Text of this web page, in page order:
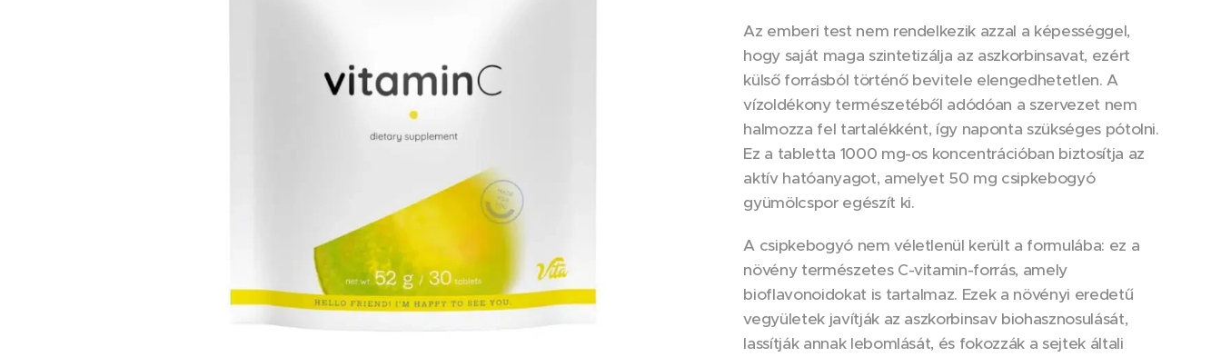
Az emberi test nem rendelkezik azzal a képességgel,
hogy saját maga szintetizálja az aszkorbinsavat, ezért
külső forrásból történő bevitele elengedhetetlen. A
vízoldékony természetéből adódóan a szervezet nem
halmozza fel tartalékként, így naponta szükséges pótolni.
Ez a tabletta 1000 mg-os koncentrációban biztosítja az
aktív hatóanyagot, amelyet 50 mg csipkebogyó
gyümölcspor egészít ki.
A csipkebogyó nem véletlenül került a formulába: ez a
növény természetes C-vitamin-forrás, amely
bioflavonoidokat is tartalmaz. Ezek a növényi eredetű
vegyületek javítják az aszkorbinsav biohasznosulását,
lassítják annak lebomlását, és fokozzák a sejtek általi